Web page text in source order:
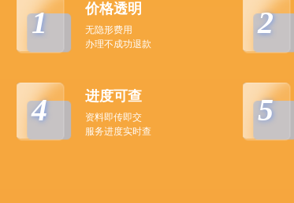
1 价格透明
无隐形费用
办理不成功退款
2
4 进度可查
资料即传即交
服务进度实时查
5